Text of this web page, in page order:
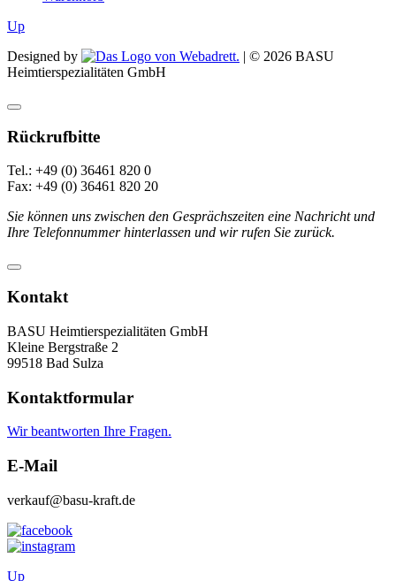
Up
Designed by
| © 2026 BASU
Heimtierspezialitäten GmbH
Rückrufbitte
Tel.: +49 (0) 36461 820 0
Fax: +49 (0) 36461 820 20
Sie können uns zwischen den Gesprächszeiten eine Nachricht und
Ihre Telefonnummer hinterlassen und wir rufen Sie zurück.
Kontakt
BASU Heimtierspezialitäten GmbH
Kleine Bergstraße 2
99518 Bad Sulza
Kontaktformular
Wir beantworten Ihre Fragen.
E-Mail
verkauf@basu-kraft.de
Up